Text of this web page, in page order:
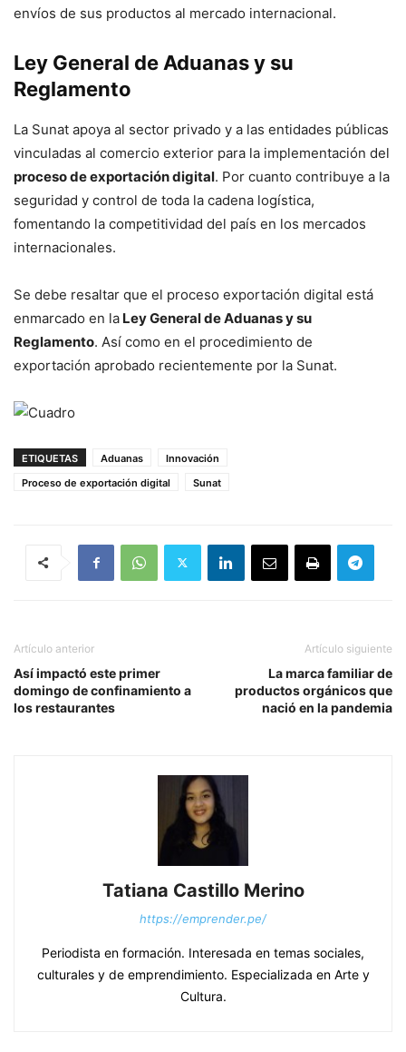
envíos de sus productos al mercado internacional.
Ley General de Aduanas y su
Reglamento
La Sunat apoya al sector privado y a las entidades públicas
vinculadas al comercio exterior para la implementación del
proceso de exportación digital. Por cuanto contribuye a la
seguridad y control de toda la cadena logística,
fomentando la competitividad del país en los mercados
internacionales.
Se debe resaltar que el proceso exportación digital está
enmarcado en la Ley General de Aduanas y su
Reglamento. Así como en el procedimiento de
exportación aprobado recientemente por la Sunat.
ETIQUETAS Aduanas
Innovación
Proceso de exportación digital
Sunat
Artículo anterior
Así impactó este primer
domingo de confinamiento a
los restaurantes
Artículo siguiente
La marca familiar de
productos orgánicos que
nació en la pandemia
Tatiana Castillo Merino
https://emprender.pe/
Periodista en formación. Interesada en temas sociales,
culturales y de emprendimiento. Especializada en Arte y
Cultura.